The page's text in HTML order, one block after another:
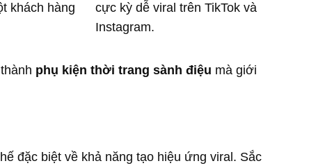
khách hàng
cực kỳ dễ viral trên TikTok và
Instagram.
phụ kiện thời trang sành điệu mà giới
đặc biệt về khả năng tạo hiệu ứng viral. Sắc